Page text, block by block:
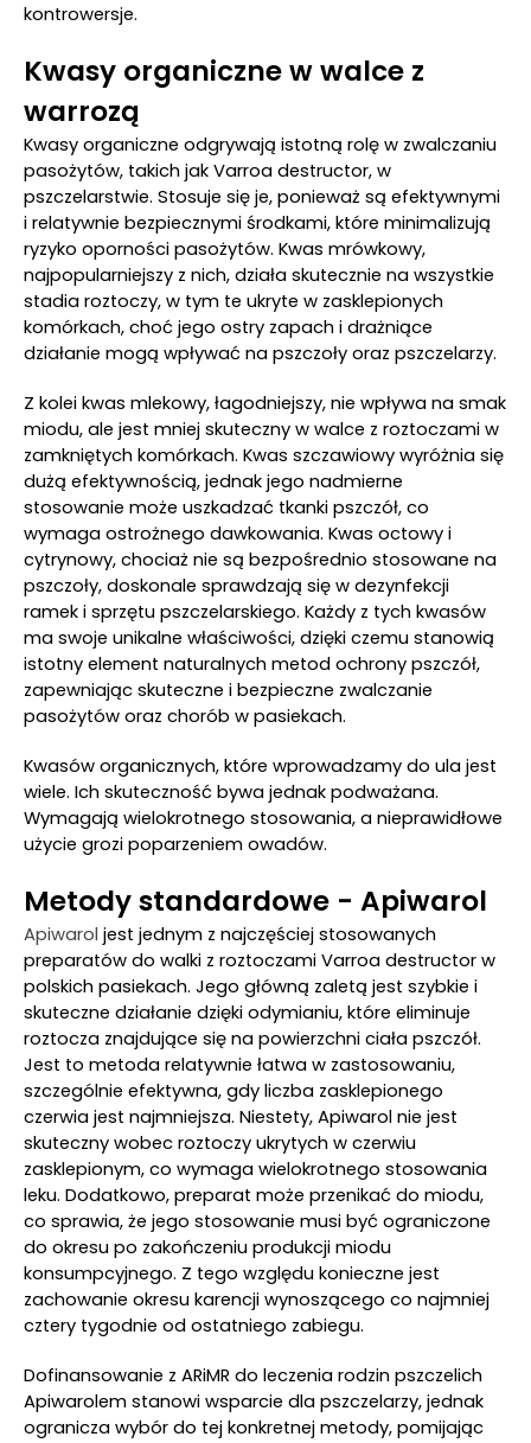
kontrowersje.
Kwasy organiczne w walce z
warrozą
Kwasy organiczne odgrywają istotną rolę w zwalczaniu
pasożytów, takich jak Varroa destructor, w
pszczelarstwie. Stosuje się je, ponieważ są efektywnymi
i relatywnie bezpiecznymi środkami, które minimalizują
ryzyko oporności pasożytów. Kwas mrówkowy,
najpopularniejszy z nich, działa skutecznie na wszystkie
stadia roztoczy, w tym te ukryte w zasklepionych
komórkach, choć jego ostry zapach i drażniące
działanie mogą wpływać na pszczoły oraz pszczelarzy.
Z kolei kwas mlekowy, łagodniejszy, nie wpływa na smak
miodu, ale jest mniej skuteczny w walce z roztoczami w
zamkniętych komórkach. Kwas szczawiowy wyróżnia się
dużą efektywnością, jednak jego nadmierne
stosowanie może uszkadzać tkanki pszczół, co
wymaga ostrożnego dawkowania. Kwas octowy i
cytrynowy, chociaż nie są bezpośrednio stosowane na
pszczoły, doskonale sprawdzają się w dezynfekcji
ramek i sprzętu pszczelarskiego. Każdy z tych kwasów
ma swoje unikalne właściwości, dzięki czemu stanowią
istotny element naturalnych metod ochrony pszczół,
zapewniając skuteczne i bezpieczne zwalczanie
pasożytów oraz chorób w pasiekach.
Kwasów organicznych, które wprowadzamy do ula jest
wiele. Ich skuteczność bywa jednak podważana.
Wymagają wielokrotnego stosowania, a nieprawidłowe
użycie grozi poparzeniem owadów.
Metody standardowe - Apiwarol
Apiwarol jest jednym z najczęściej stosowanych
preparatów do walki z roztoczami Varroa destructor w
polskich pasiekach. Jego główną zaletą jest szybkie i
skuteczne działanie dzięki odymianiu, które eliminuje
roztocza znajdujące się na powierzchni ciała pszczół.
Jest to metoda relatywnie łatwa w zastosowaniu,
szczególnie efektywna, gdy liczba zasklepionego
czerwia jest najmniejsza. Niestety, Apiwarol nie jest
skuteczny wobec roztoczy ukrytych w czerwiu
zasklepionym, co wymaga wielokrotnego stosowania
leku. Dodatkowo, preparat może przenikać do miodu,
co sprawia, że jego stosowanie musi być ograniczone
do okresu po zakończeniu produkcji miodu
konsumpcyjnego. Z tego względu konieczne jest
zachowanie okresu karencji wynoszącego co najmniej
cztery tygodnie od ostatniego zabiegu.
Dofinansowanie z ARiMR do leczenia rodzin pszczelich
Apiwarolem stanowi wsparcie dla pszczelarzy, jednak
ogranicza wybór do tej konkretnej metody, pomijając